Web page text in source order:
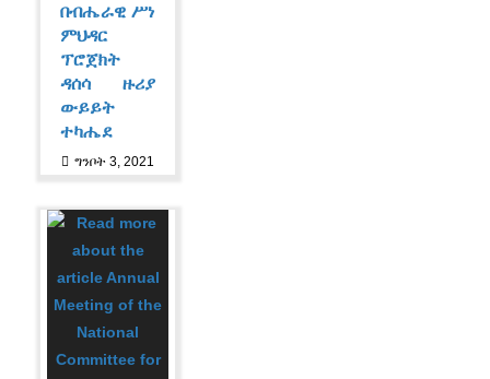
በብሔራዊ ሥነ
ምህዳር
ፕሮጀክት
ዳሰሳ ዙሪያ
ውይይት
ተካሔደ
ግንቦት 3, 2021